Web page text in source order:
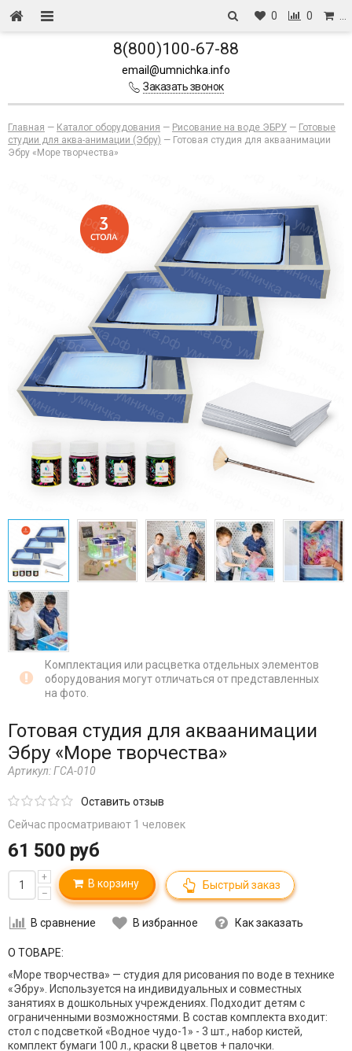
0 0
8(800)100-67-88
email@umnichka.info
Заказать звонок
Главная — Каталог оборудования — Рисование на воде ЭБРУ — Готовые
студии для аква-анимации (Эбру) — Готовая студия для акваанимации
Эбру «Море творчества»
Комплектация или расцветка отдельных элементов
оборудования могут отличаться от представленных
на фото.
Готовая студия для акваанимации
Эбру «Море творчества»
Артикул:ГСА-010
Оставить отзыв
Сейчас просматривают 1 человек
61 500 руб
+
–
В корзину Быстрый заказ
В сравнение В избранное Как заказать
О ТОВАРЕ:
«Море творчества» — студия для рисования по воде в технике
«Эбру» . Используется на индивидуальных и совместных
занятиях в дошкольных учреждениях. Подходит детям с
ограниченными возможностями. В состав комплекта входит:
стол с подсветкой «Водное чудо-1» - 3 шт., набор кистей,
комплект бумаги 100 л., краски 8 цветов + палочки.